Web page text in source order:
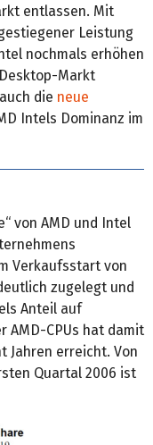
entlassen. Mit
Leistung
nochmals erhöhen
Markt
die neue
Intels Dominanz im
von AMD und Intel
Verkaufsstart von
zugelegt und
Anteil auf
AMD-CPUs hat damit
Jahren erreicht. Von
Quartal 2006 ist